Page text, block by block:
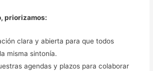
priorizamos:
clara y abierta para que todos
misma sintonía.
agendas y plazos para colaborar